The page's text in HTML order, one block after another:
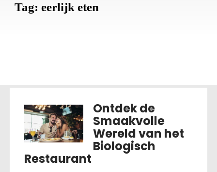
Tag: eerlijk eten
Ontdek de
Smaakvolle
Wereld van het
Biologisch
Restaurant